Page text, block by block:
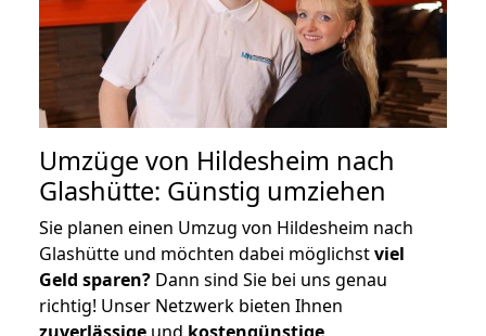
Umzüge von Hildesheim nach
Glashütte: Günstig umziehen
Sie planen einen Umzug von Hildesheim nach
Glashütte und möchten dabei möglichstviel
Geld sparen? Dann sind Sie bei uns genau
richtig! Unser Netzwerk bieten Ihnen